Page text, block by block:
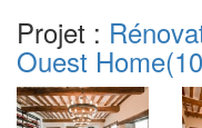
Projet :
Ouest Home